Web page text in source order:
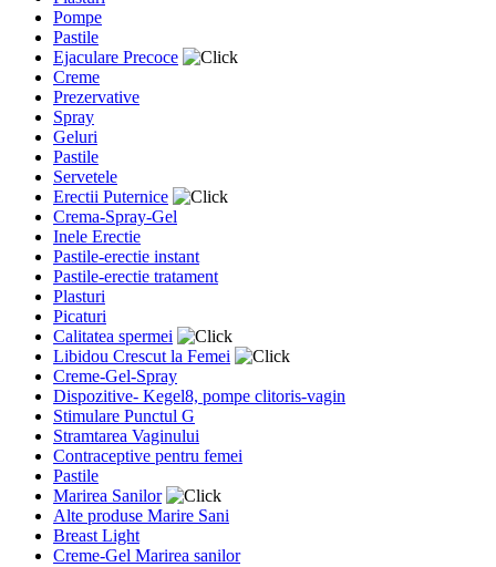
Pompe
Pastile
Ejaculare Precoce
Creme
Prezervative
Spray
Geluri
Pastile
Servetele
Erectii Puternice
Crema-Spray-Gel
Inele Erectie
Pastile-erectie instant
Pastile-erectie tratament
Plasturi
Picaturi
Calitatea spermei
Libidou Crescut la Femei
Creme-Gel-Spray
Dispozitive- Kegel8, pompe clitoris-vagin
Stimulare Punctul G
Stramtarea Vaginului
Contraceptive pentru femei
Pastile
Marirea Sanilor
Alte produse Marire Sani
Breast Light
Creme-Gel Marirea sanilor